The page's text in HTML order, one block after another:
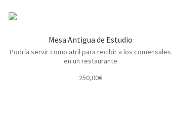
Mesa Antigua de Estudio
Podría servir como atril para recibir a los comensales
en un restaurante
250,00€